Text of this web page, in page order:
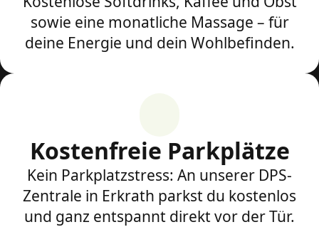
sowie eine monatliche Massage – für
deine Energie und dein Wohlbefinden.
Kostenfreie Parkplätze
Kein Parkplatzstress: An unserer DPS-
Zentrale in Erkrath parkst du kostenlos
und ganz entspannt direkt vor der Tür.